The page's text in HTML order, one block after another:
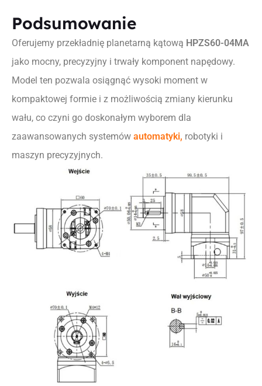
Podsumowanie
Oferujemy przekładnię planetarną kątową HPZS60-04MA
jako mocny, precyzyjny i trwały komponent napędowy.
Model ten pozwala osiągnąć wysoki moment w
kompaktowej formie i z możliwością zmiany kierunku
wału, co czyni go doskonałym wyborem dla
zaawansowanych systemów automatyki, robotyki i
maszyn precyzyjnych.